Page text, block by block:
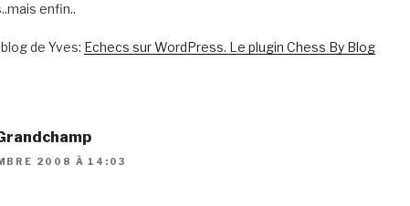
enfin..
de Yves: Echecs sur WordPress. Le plugin Chess By Blog
2008 À 14:03